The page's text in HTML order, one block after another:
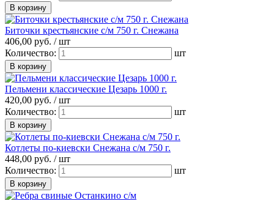
Биточки крестьянские с/м 750 г. Снежана
406,00 руб. /шт
Количество:
шт
Пельмени классические Цезарь 1000 г.
420,00 руб. /шт
Количество:
шт
Котлеты по-киевски Снежана с/м 750 г.
448,00 руб. /шт
Количество:
шт